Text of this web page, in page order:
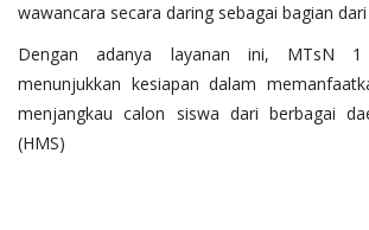
wawancara secara daring sebagai bagian
Dengan adanya layanan ini, MTsN
menunjukkan kesiapan dalam
menjangkau calon siswa dari berbagai
(HMS)